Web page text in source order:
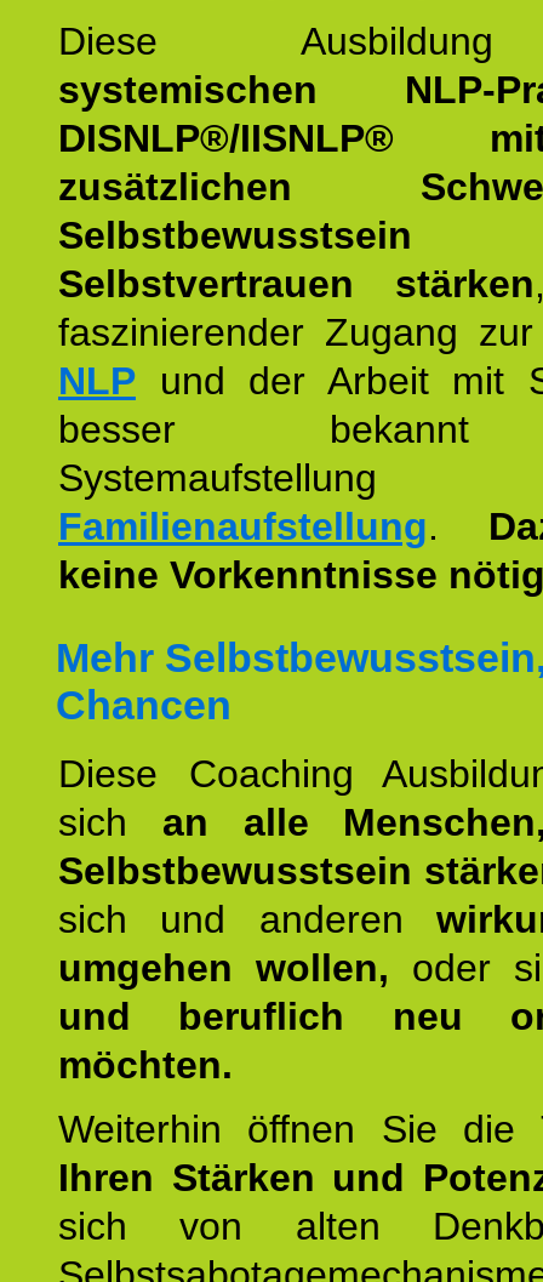
Diese
systemischen NLP-
DISNLP®/IISNLP®
zusätzlichen
Selbstvertrauen stärken
faszinierender Zugang
NLP und der Arbeit mit
besser
Familienaufstellung.
keine Vorkenntnisse
Mehr
Chancen
Diese Coaching
sich an alle
Selbstbewusstsein
sich und anderen
umgehen wollen, oder
und beruflich neu
möchten.
Weiterhin öffnen Sie
Ihren Stärken und
sich von alten